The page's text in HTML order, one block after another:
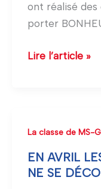
ont réalisé des
porter
LES
ÉLÈVES
MS
Lire l’article »
La classe de MS-
EN AVRIL
NE SE
EN
LES